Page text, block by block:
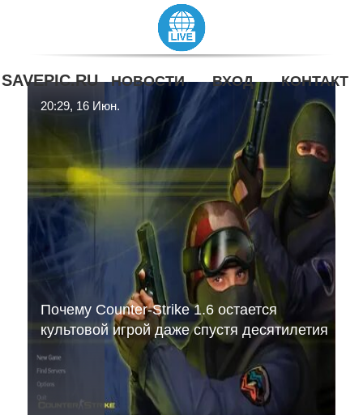
20:29, 16 Июн.
Почему Counter-Strike 1.6 остается
культовой игрой даже спустя десятилетия
SAVEPIC.RU НОВОСТИ ВХОД КОНТАКТ